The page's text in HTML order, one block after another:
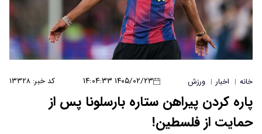
خانه | اخبار | ورزش ۱۴۰۵/۰۲/۲۳ ۱۴:۰۴:۳۳ کد خبر: ۱۳۳۲۸
پاره کردن پیراهن ستاره بارسلونا پس از
حمایت از فلسطین!